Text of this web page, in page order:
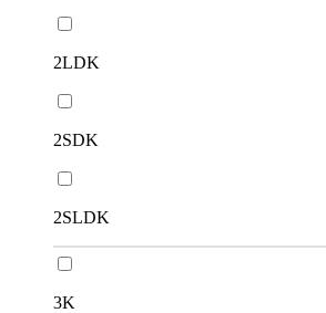
2LDK
2SDK
2SLDK
3K